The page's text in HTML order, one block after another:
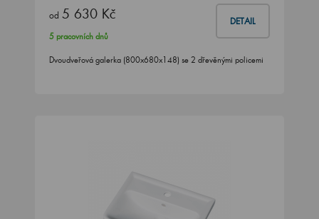
od 5 630 Kč DETAIL
5 pracovních dnů
Dvoudveřová galerka (800x680x148) se 2 dřevěnými policemi